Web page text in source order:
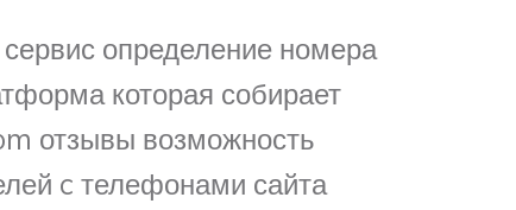
определение номера
которая собирает
отзывы возможность
c телефонами сайта